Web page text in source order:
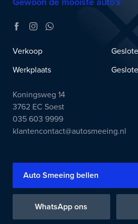
Verkoop
Werkplaats
Koningsweg 14
3762 EC Soest
035 603 9999
klantencontact@autosmeeing.nl
Auto Smeeing bellen
WhatsApp ons